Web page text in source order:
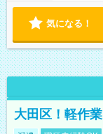
気になる！
大田区！軽作